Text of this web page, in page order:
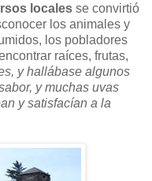
locales se convirtió
los animales y
los pobladores
raíces, frutas,
y hallábase algunos
y muchas uvas
y satisfacían a la